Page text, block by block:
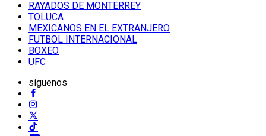
RAYADOS DE MONTERREY
TOLUCA
MEXICANOS EN EL EXTRANJERO
FUTBOL INTERNACIONAL
BOXEO
UFC
síguenos